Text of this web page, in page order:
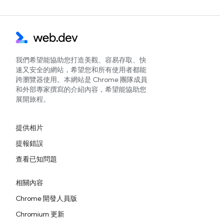
我們希望能協助您打造美觀、容易存取、快
速又安全的網站，希望您和所有使用者都能
跨瀏覽器使用。本網站是 Chrome 團隊成員
和外部專家撰寫的介紹內容，希望能協助您
展開旅程。
提供相片
提報錯誤
查看已知問題
相關內容
Chrome 開發人員版
Chromium 更新